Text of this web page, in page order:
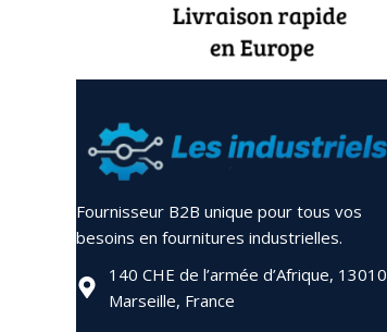
Fournisseur B2B unique pour tous vos
besoins en fournitures industrielles.
140 CHE de l’armée d’Afrique, 13010
Marseille, France